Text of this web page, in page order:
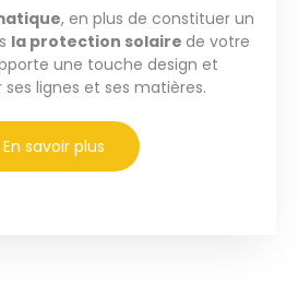
, en plus de constituer un
la protection solaire de votre
une touche design et
lignes et ses matières.
En savoir plus